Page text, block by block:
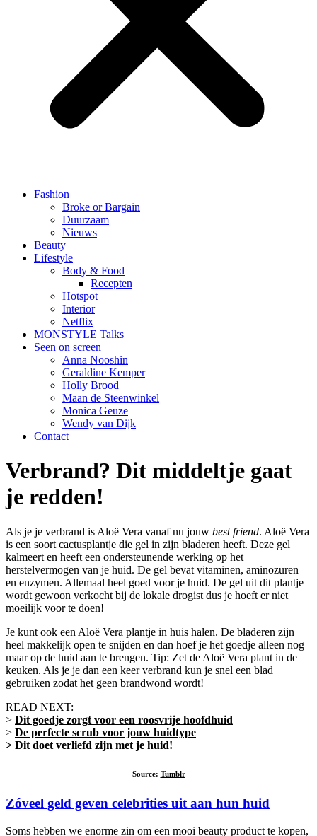
Fashion
Broke or Bargain
Duurzaam
Nieuws
Beauty
Lifestyle
Body & Food
Recepten
Hotspot
Interior
Netflix
MONSTYLE Talks
Seen on screen
Anna Nooshin
Geraldine Kemper
Holly Brood
Maan de Steenwinkel
Monica Geuze
Wendy van Dijk
Contact
Verbrand? Dit middeltje gaat
je redden!
Als je je verbrand is Aloë Vera vanaf nu jouw best friend. Aloë Vera
is een soort cactusplantje die gel in zijn bladeren heeft. Deze gel
kalmeert en heeft een ondersteunende werking op het
herstelvermogen van je huid. De gel bevat vitaminen, aminozuren
en enzymen. Allemaal heel goed voor je huid. De gel uit dit plantje
wordt gewoon verkocht bij de lokale drogist dus je hoeft er niet
moeilijk voor te doen!
Je kunt ook een Aloë Vera plantje in huis halen. De bladeren zijn
heel makkelijk open te snijden en dan hoef je het goedje alleen nog
maar op de huid aan te brengen. Tip: Zet de Aloë Vera plant in de
keuken. Als je je dan een keer verbrand kun je snel een blad
gebruiken zodat het geen brandwond wordt!
READ NEXT:
> Dit goedje zorgt voor een roosvrije hoofdhuid
> De perfecte scrub voor jouw huidtype
> Dit doet verliefd zijn met je huid!
Source: Tumblr
Zóveel geld geven celebrities uit aan hun huid
Soms hebben we enorme zin om een mooi beauty product te kopen,